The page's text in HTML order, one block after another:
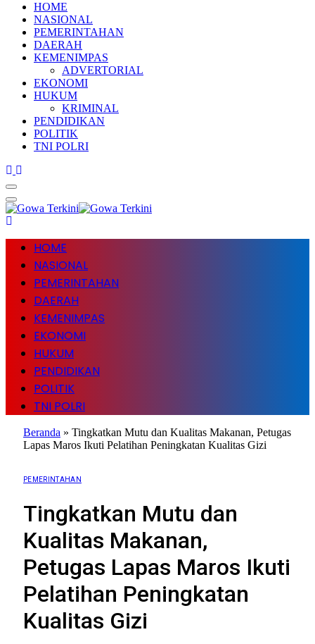
HOME
NASIONAL
PEMERINTAHAN
DAERAH
KEMENIMPAS
ADVERTORIAL
EKONOMI
HUKUM
KRIMINAL
PENDIDIKAN
POLITIK
TNI POLRI
HOME
NASIONAL
PEMERINTAHAN
DAERAH
KEMENIMPAS
EKONOMI
HUKUM
PENDIDIKAN
POLITIK
TNI POLRI
Beranda » Tingkatkan Mutu dan Kualitas Makanan, Petugas
Lapas Maros Ikuti Pelatihan Peningkatan Kualitas Gizi
PEMERINTAHAN
Tingkatkan Mutu dan
Kualitas Makanan,
Petugas Lapas Maros Ikuti
Pelatihan Peningkatan
Kualitas Gizi